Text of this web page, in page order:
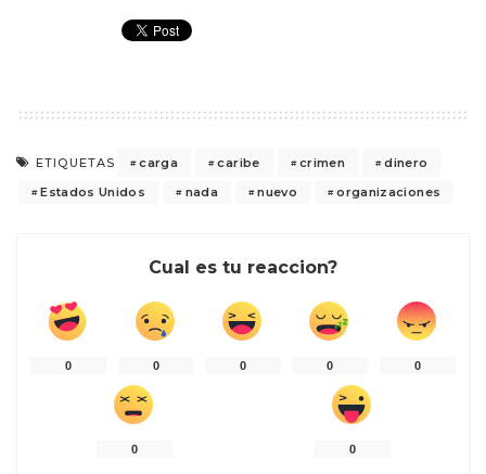
ETIQUETAS carga caribe crimen
dinero
Estados Unidos
nada nuevo organizaciones
Cual es tu reaccion?
0 0 0 0 0
0 0